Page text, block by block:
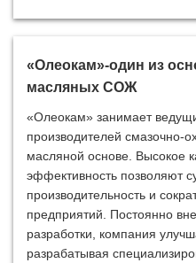
«Олеокам»-один из
масляных СОЖ
«Олеокам» занимает
производителей смазочно-
масляной основе. Высокое
эффективность позволяют
производительность и
предприятий. Постоянно
разработки, компания
разрабатывая